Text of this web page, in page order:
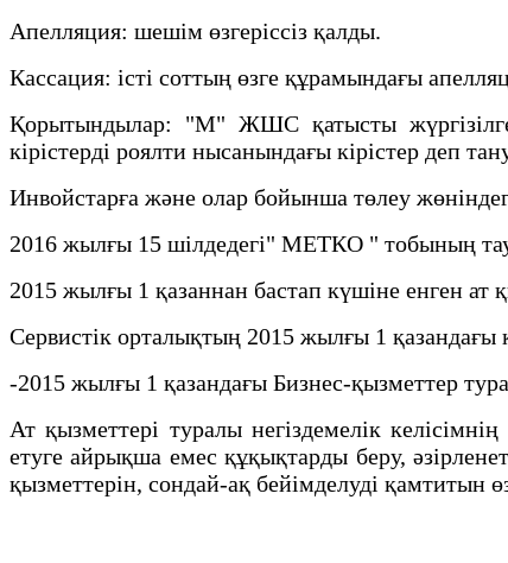
Апелляция: шешім өзгеріссіз қалды.
Кассация: істі соттың өзге құрамындағы
Қорытындылар: "М" ЖШС қатысты
кірістерді роялти нысанындағы кірістер деп
Инвойстарға және олар бойынша төлеу
2016 жылғы 15 шілдедегі" МЕТКО " тобының
2015 жылғы 1 қазаннан бастап күшіне енген ат
Сервистік орталықтың 2015 жылғы 1
-2015 жылғы 1 қазандағы Бизнес-қызметтер
Ат қызметтері туралы негіздемелік
етуге айрықша емес құқықтарды беру,
қызметтерін, сондай-ақ бейімделуді қамтитын